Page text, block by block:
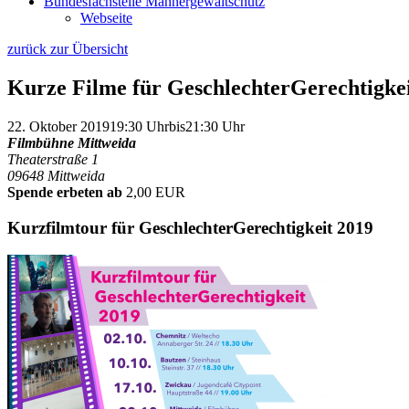
Webseite
zurück zur Übersicht
Kurze Filme für
22. Oktober 201919:30 Uhrbis21:30 Uhr
Filmbühne Mittweida
Theaterstraße 1
09648 Mittweida
Spende erbeten ab 2,00 EUR
Kurzfilmtour für GeschlechterGerechtigkeit 2019